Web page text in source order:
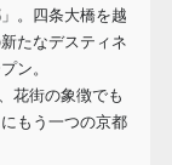
。四条大橋を越
たなデスティネ
ン。
花街の象徴でも
もう一つの京都